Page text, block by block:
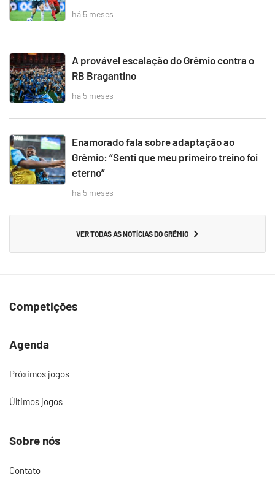
há 5 meses
A provável escalação do Grêmio contra o
RB Bragantino
há 5 meses
Enamorado fala sobre adaptação ao
Grêmio: “Senti que meu primeiro treino foi
eterno”
há 5 meses
VER TODAS AS NOTÍCIAS DO GRÊMIO
Competições
Agenda
Próximos jogos
Últimos jogos
Sobre nós
Contato